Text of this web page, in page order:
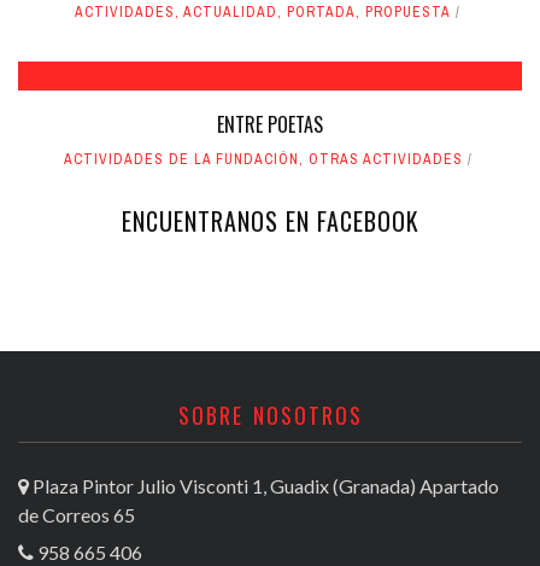
ACTIVIDADES, ACTUALIDAD, PORTADA, PROPUESTA
ENTRE POETAS
ACTIVIDADES DE LA FUNDACIÓN, OTRAS ACTIVIDADES
ENCUENTRANOS EN FACEBOOK
SOBRE NOSOTROS
Plaza Pintor Julio Visconti 1, Guadix (Granada) Apartado
de Correos 65
958 665 406